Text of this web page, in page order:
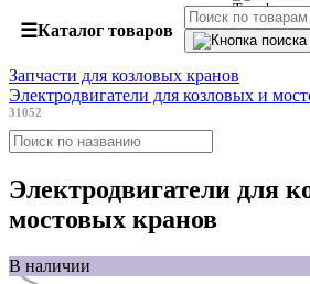
☰Каталог товаров
Запчасти для козловых кранов
Электродвигатели для козловых и
31052
Электродвигатели для
мостовых кранов
В наличии